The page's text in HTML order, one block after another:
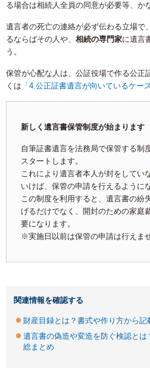
る場合は相続人全員の同意が必要等、か
遺言者の死亡の連絡が必ず伝わる立場で
るならばその人や、 相続の専門家に遺言
う。
保管が心配な人は、公証役場で作る公正
くは 「4.公正証書遺言が向いているケース
新しく遺言書保管制度が始まります
自筆証書遺言を法務局で保管する制
スタートします。
これにより遺言者本人が封をしてい
いけば、保管の申請を行えるように
この制度を利用すると、遺言書の紛
げるだけでなく、開封のための家庭
要になります。
※実施日以前は保管の申請は行えま
関連情報を確認する
財産目録とは？書式や作り方から記
遺言書の偽造や変造を防ぐ検認と
総まとめ